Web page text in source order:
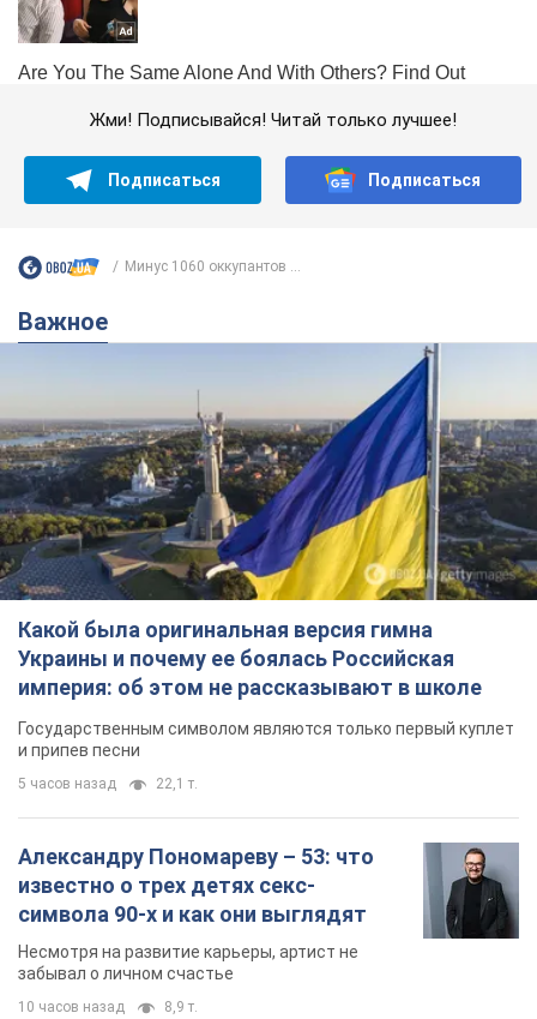
Жми! Подписывайся! Читай только лучшее!
Подписаться Подписаться
Минус 1060 оккупантов ...
Важное
Какой была оригинальная версия гимна
Украины и почему ее боялась Российская
империя: об этом не рассказывают в школе
Государственным символом являются только первый куплет
и припев песни
5 часов назад 22,1 т.
Александру Пономареву – 53: что
известно о трех детях секс-
символа 90-х и как они выглядят
Несмотря на развитие карьеры, артист не
забывал о личном счастье
10 часов назад 8,9 т.